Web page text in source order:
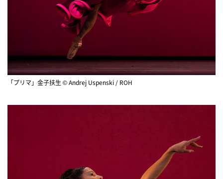
「プリマ」金子扶生 © Andrej Uspenski / ROH